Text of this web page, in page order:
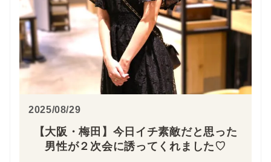
2025/08/29
【大阪・梅田】今日イチ素敵だと思った
男性が２次会に誘ってくれました♡